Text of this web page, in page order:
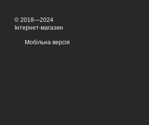
© 2018—2024
Інтернет-магазин
Мобільна версія